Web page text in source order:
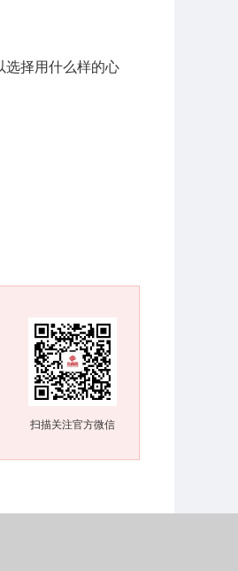
选择用什么样的心
扫描关注官方微信